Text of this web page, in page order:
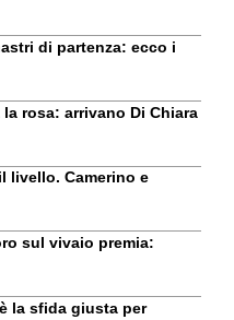
di partenza: ecco i
la rosa: arrivano Di Chiara
livello. Camerino e
sul vivaio premia:
la sfida giusta per